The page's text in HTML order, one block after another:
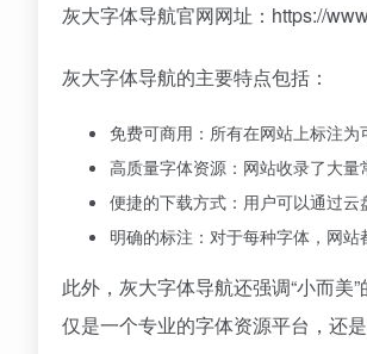
灰大字体导航官网网址：https://
灰大字体导航的主要特点包括：
免费可商用：所有在网站上标注为
高质量字体资源：网站收录了大量
便捷的下载方式：用户可以通过云
明确的标注：对于每种字体，网站
此外，灰大字体导航还强调“小而
仅是一个专业的字体资源平台，还